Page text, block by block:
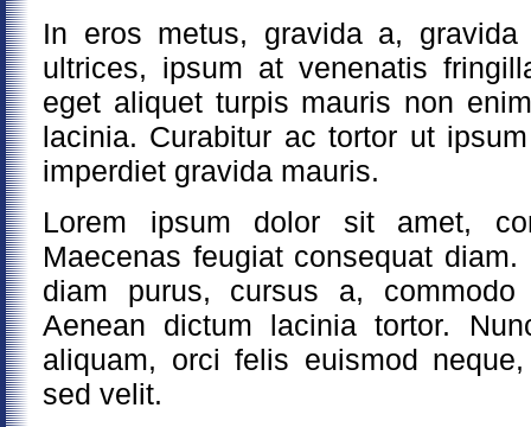
In eros metus, gravida a,
ultrices, ipsum at venenatis
eget aliquet turpis mauris non
lacinia. Curabitur ac tortor ut
imperdiet gravida mauris.
Lorem ipsum dolor sit amet,
Maecenas feugiat consequat
diam purus, cursus a,
Aenean dictum lacinia tortor.
aliquam, orci felis euismod
sed velit.